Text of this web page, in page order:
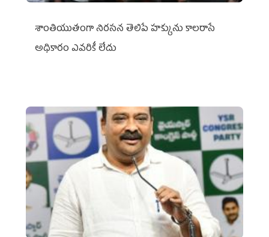
శాంతియుతంగా నిరసన తెలిపే హక్కును కాలరాసే
అధికారం ఎవరికీ లేదు